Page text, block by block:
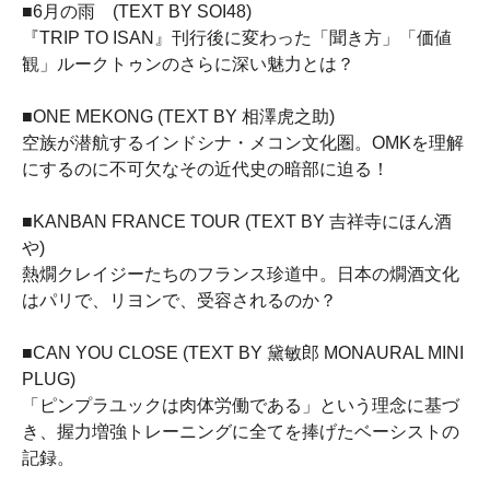
■6月の雨 (TEXT BY SOI48)
『TRIP TO ISAN』刊行後に変わった「聞き方」「価値
観」ルークトゥンのさらに深い魅力とは？
■ONE MEKONG (TEXT BY 相澤虎之助)
空族が潜航するインドシナ・メコン文化圏。OMKを理解
にするのに不可欠なその近代史の暗部に迫る！
■KANBAN FRANCE TOUR (TEXT BY 吉祥寺にほん酒
や)
熱燗クレイジーたちのフランス珍道中。日本の燗酒文化
はパリで、リヨンで、受容されるのか？
■CAN YOU CLOSE (TEXT BY 黛敏郎 MONAURAL MINI
PLUG)
「ピンプラユックは肉体労働である」という理念に基づ
き、握力増強トレーニングに全てを捧げたベーシストの
記録。